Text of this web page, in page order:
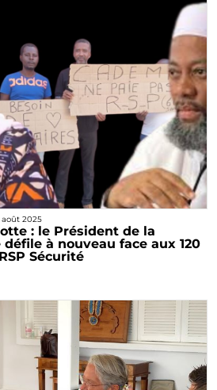
août 2025
: le Président de la
défile à nouveau face aux 120
Sécurité